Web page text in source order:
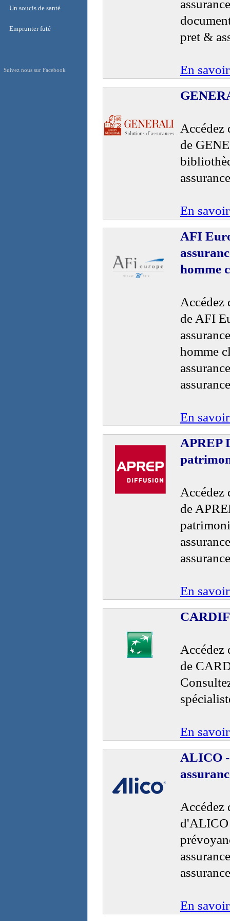
Assurance liberalisée
Un soucis de santé
Un soucis de santé
Emprunter futé
Suivez nous sur Facebook
pret &
En
Accédez
de
En
AFI
homme
Accédez
de AFI
homme
En
APREP
Accédez
de
En
Accédez
de
En
ALICO -
Accédez
d'ALICO
En